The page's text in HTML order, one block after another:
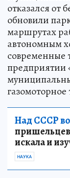
отказался от
обновили
маршрутах
автономным
современные
газомоторное
Над СССР
искала и
НАУКА